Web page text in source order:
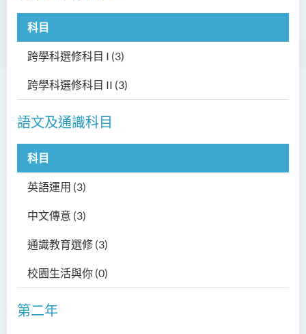
科目
跨學科選修科目 I (3)
跨學科選修科目 II (3)
語文及通識科目
科目
英語運用 (3)
中文傳意 (3)
通識教育選修 (3)
校園生活與你 (0)
第二年
普通科護理學高級文憑（課
款待管理學高級文憑
制)